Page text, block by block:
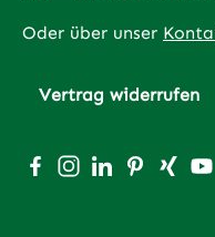
Oder über unser
Vertrag widerrufen
Besuche uns auf
Schau auf
Vernetze dich
Lass dich